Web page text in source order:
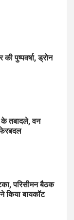
पुष्पवर्षा, ड्रोन
के तबादले, वन
फेरबदल
परिसीमन बैठक
किया बायकॉट